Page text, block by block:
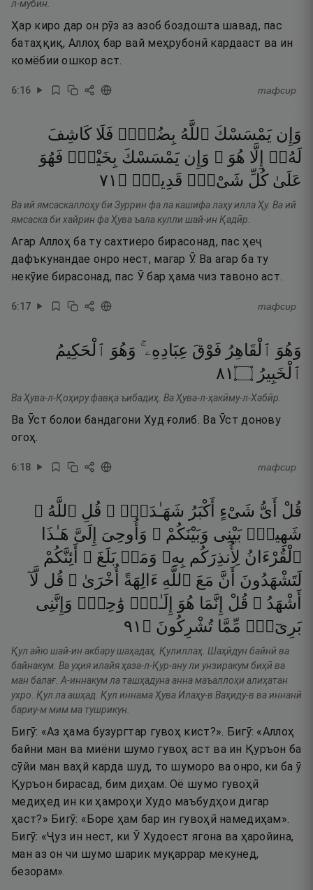
л-мубӣн.
Ҳар киро дар он рӯз аз азоб боздошта шавад, пас
батаҳқиқ, Аллоҳ бар вай меҳрубонӣ кардааст ва ин
комёбии ошкор аст.
6:16 тафсир
وَإِن يَمْسَسْكَ ٱللَّهُ بِضُرٍّۢ فَلَا كَاشِفَ
لَهُۥٓ
إِلَّا هُوَ ۖ وَإِن يَمْسَسْكَ بِخَيْرٍۢ فَهُوَ
عَلَىٰ كُلِّ شَىْءٍۢ قَدِيرٌۭ ۝ ١٧
Ва ий ямсаскаллоҳу би Зуррин фа ла кашифа лаҳу илла Ҳу. Ва ий
ямсаска би хайрин фа Ҳува ъала кулли шай-ин Қадӣр.
Агар Аллоҳ ба ту сахтиеро бирасонад, пас ҳеҷ
дафъкунандае онро нест, магар Ӯ. Ва агар ба ту
некӯие бирасонад, пас Ӯ бар ҳама чиз тавоно аст.
6:17 тафсир
وَهُوَ ٱلْقَاهِرُ فَوْقَ عِبَادِهِۦ ۚ وَهُوَ ٱلْحَكِيمُ
ٱلْخَبِيرُ ۝١٨
Ва Ҳува-л-Қоҳиру фавқа ъибадиҳ. Ва Ҳува-л-ҳакӣму-л-Хабӣр.
Ва Ӯст болои бандагони Худ ғолиб. Ва Ӯст донову
огоҳ.
6:18 тафсир
قُلْ أَىُّ شَىْءٍ أَكْبَرُ شَهَـٰدَةًۭ ۖ قُلِ ٱللَّهُ ۖ
شَهِيدٌۢ بَيْنِى وَبَيْنَكُمْ ۚ وَأُوحِىَ إِلَىَّ هَـٰذَا
ٱلْقُرْءَانُ لِأُنذِرَكُم بِهِۦ وَمَنۢ بَلَغَ ۚ
أَئِنَّكُمْ
لَتَشْهَدُونَ
أَنَّ مَعَ ٱللَّهِ ءَالِهَةً أُخْرَىٰ ۚ قُل لَّآ
أَشْهَدُ ۚ قُلْ إِنَّمَا هُوَ إِلَـٰهٌۭ وَٰحِدٌۭ وَإِنَّنِى
بَرِىٓءٌۭ مِّمَّا تُشْرِكُونَ ۝ ١٩
Қул айю шай-ин акбару шаҳадаҳ. Қулиллаҳ. Шаҳӣдун байнӣ ва
байнакум. Ва уҳия илайя ҳаза-л-Қур-ану ли унзиракум биҳӣ ва
ман балағ. А-иннакум ла ташҳадуна анна маъаллоҳи алиҳатан
ухро. Қул ла ашҳад. Қул иннама Ҳува Илаҳу-в Ваҳиду-в ва иннанӣ
бариу-м мим ма тушрикун.
Бигӯ: «Аз ҳама бузургтар гувоҳ кист?». Бигӯ: «Аллоҳ
байни ман ва миёни шумо гувоҳ аст ва ин Қуръон ба
сӯйи ман ваҳй карда шуд, то шуморо ва онро, ки ба ӯ
Қуръон бирасад, бим диҳам. Оё шумо гувоҳӣ
медиҳед ин ки ҳамроҳи Худо маъбудҳои дигар
ҳаст?» Бигӯ: «Боре ҳам бар ин гувоҳӣ намедиҳам».
Бигӯ: «Ҷуз ин нест, ки Ӯ Худоест ягона ва ҳаройина,
ман аз он чи шумо шарик муқаррар мекунед,
безорам».